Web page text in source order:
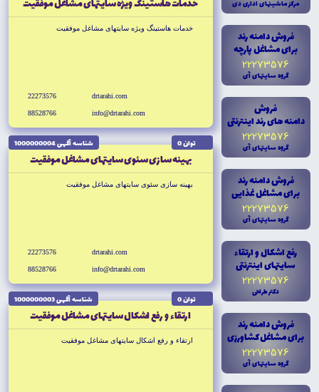
مرکز ماشينهاى ادارى دى
فروش دامنه رند
براى مشاغل پارچه
22273576
گروه سايتهاى آى
فروش
دامنه هاى رند اينترنتى
22273576
گروه سايتهاى آى
فروش دامنه رند
براى مشاغل غذايى
22273576
گروه سايتهاى آى
رفع اشکال و ارتقاء
سايتهاى اينترنتى
22273576
دکتر طراحى
فروش دامنه رند
براى مشاغل کشاورزى
22273576
گروه سايتهاى آى
خدمات هاستينگ ويژه سايتهاى مشاغل موفقيت
خدمات هاستينگ ويژه سايتهاى مشاغل موفقيت
drtarahi.com
info@drtarahi.com
22273576
88528766
توان 0 شناسه آگهى 1000000004
بهينه سازى سئوى سايتهاى مشاغل موفقيت
بهينه سازى سئوى سايتهاى مشاغل موفقيت
drtarahi.com
info@drtarahi.com
22273576
88528766
توان 0 شناسه آگهى 1000000003
ارتقاء و رفع اشکال سايتهاى مشاغل موفقيت
ارتقاء و رفع اشکال سايتهاى مشاغل موفقيت